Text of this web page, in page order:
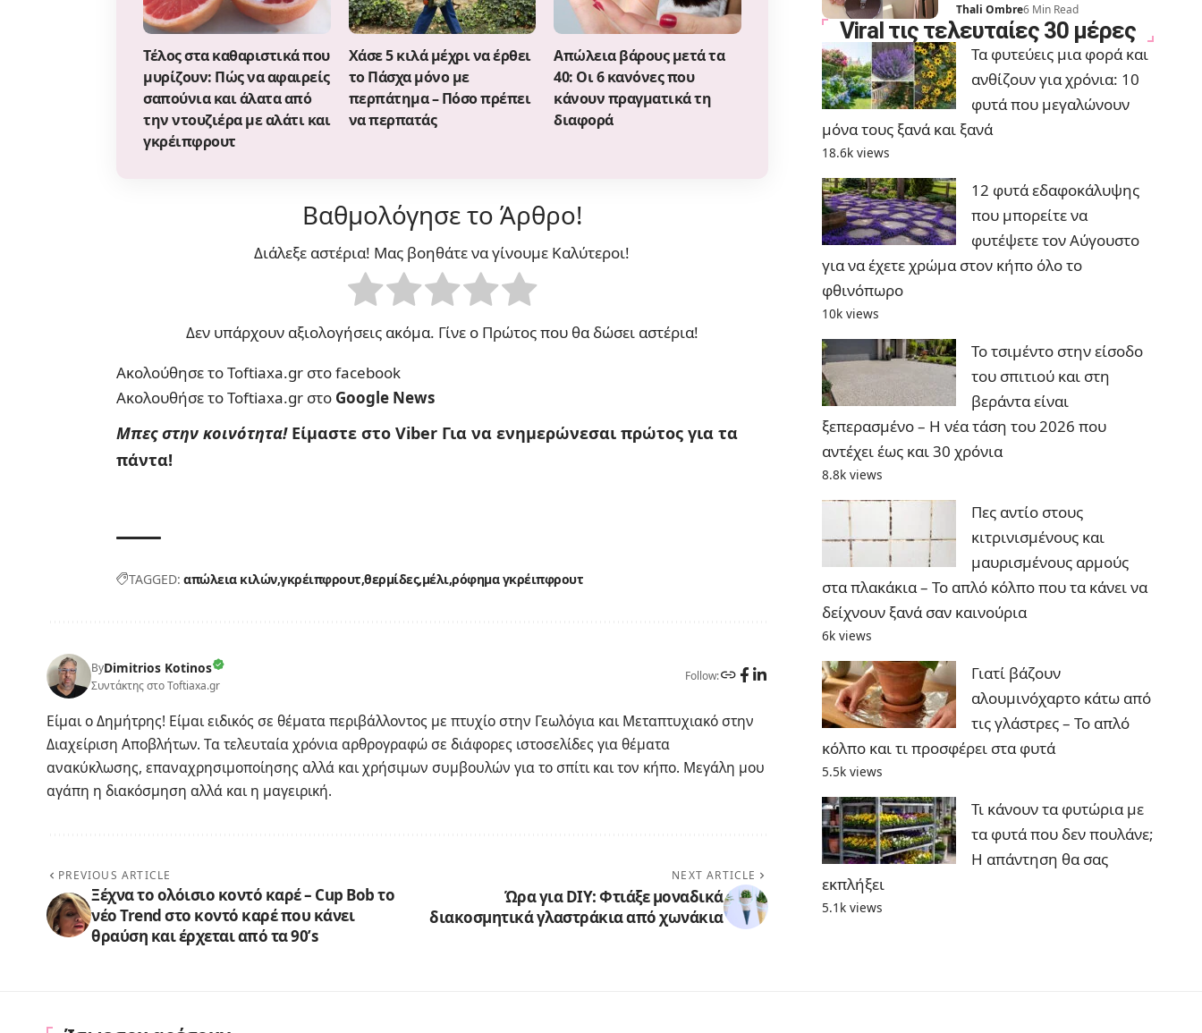
Τέλος στα καθαριστικά που
μυρίζουν: Πώς να αφαιρείς
σαπούνια και άλατα από
την ντουζιέρα με αλάτι και
γκρέιπφρουτ
Χάσε 5 κιλά μέχρι να έρθει
το Πάσχα μόνο με
περπάτημα – Πόσο πρέπει
να περπατάς
Απώλεια βάρους μετά τα
40: Οι 6 κανόνες που
κάνουν πραγματικά τη
διαφορά
Βαθμολόγησε το Άρθρο!
Διάλεξε αστέρια! Μας βοηθάτε να γίνουμε Καλύτεροι!
Δεν υπάρχουν αξιολογήσεις ακόμα. Γίνε ο Πρώτος που θα δώσει αστέρια!
Ακολούθησε το Toftiaxa.gr στοfacebook
Ακολουθήσε το Toftiaxa.gr στο Google News
Μπες στην κοινότητα! Είμαστε στο Viber Για να ενημερώνεσαι πρώτος για τα
πάντα!
TAGGED: απώλεια κιλώνγκρέιπφρουτ θερμίδες μέλιρόφημα γκρέιπφρουτ
ByDimitrios Kotinos
Συντάκτης στο Toftiaxa.gr
Follow:
Είμαι ο Δημήτρης! Είμαι ειδικός σε θέματα περιβάλλοντος με πτυχίο στην Γεωλόγια και Μεταπτυχιακό στην
Διαχείριση Αποβλήτων. Τα τελευταία χρόνια αρθρογραφώ σε διάφορες ιστοσελίδες για θέματα
ανακύκλωσης, επαναχρησιμοποίησης αλλά και χρήσιμων συμβουλών για το σπίτι και τον κήπο. Μεγάλη μου
αγάπη η διακόσμηση αλλά και η μαγειρική.
PREVIOUS ARTICLE
Ξέχνα το ολόισιο κοντό καρέ – Cup Bob το
νέο Trend στο κοντό καρέ που κάνει
θραύση και έρχεται από τα 90’s
NEXT ARTICLE
Ώρα για DIY: Φτιάξε μοναδικά
διακοσμητικά γλαστράκια από χωνάκια
Thali Ombre6 Min Read
Viral τις τελευταίες 30 μέρες
Τα φυτεύεις μια φορά και
ανθίζουν για χρόνια: 10
φυτά που μεγαλώνουν
μόνα τους ξανά και ξανά
18.6k views
12 φυτά εδαφοκάλυψης
που μπορείτε να
φυτέψετε τον Αύγουστο
για να έχετε χρώμα στον κήπο όλο το
φθινόπωρο
10k views
Το τσιμέντο στην είσοδο
του σπιτιού και στη
βεράντα είναι
ξεπερασμένο – Η νέα τάση του 2026 που
αντέχει έως και 30 χρόνια
8.8k views
Πες αντίο στους
κιτρινισμένους και
μαυρισμένους αρμούς
στα πλακάκια – Το απλό κόλπο που τα κάνει να
δείχνουν ξανά σαν καινούρια
6k views
Γιατί βάζουν
αλουμινόχαρτο κάτω από
τις γλάστρες – Το απλό
κόλπο και τι προσφέρει στα φυτά
5.5k views
Τι κάνουν τα φυτώρια με
τα φυτά που δεν πουλάνε;
Η απάντηση θα σας
εκπλήξει
5.1k views